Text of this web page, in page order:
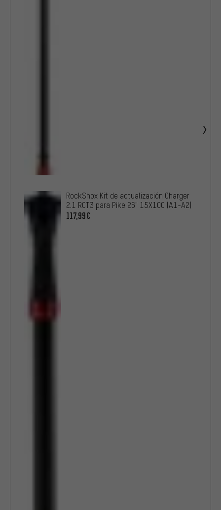
RockShox Kit de actualización Charger
2.1 RCT3 para Pike 26" 15X100 (A1-A2)
117,99€